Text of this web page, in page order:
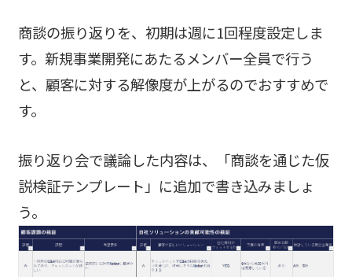
商談の振り返りを、初期は週に1回程度設定しま
す。新規事業開発にあたるメンバー全員で行う
と、顧客に対する解像度が上がるのでおすすめで
す。
振り返り会で議論した内容は、「商談を通じた仮
説検証テンプレート」に追加で書き込みましょ
う。